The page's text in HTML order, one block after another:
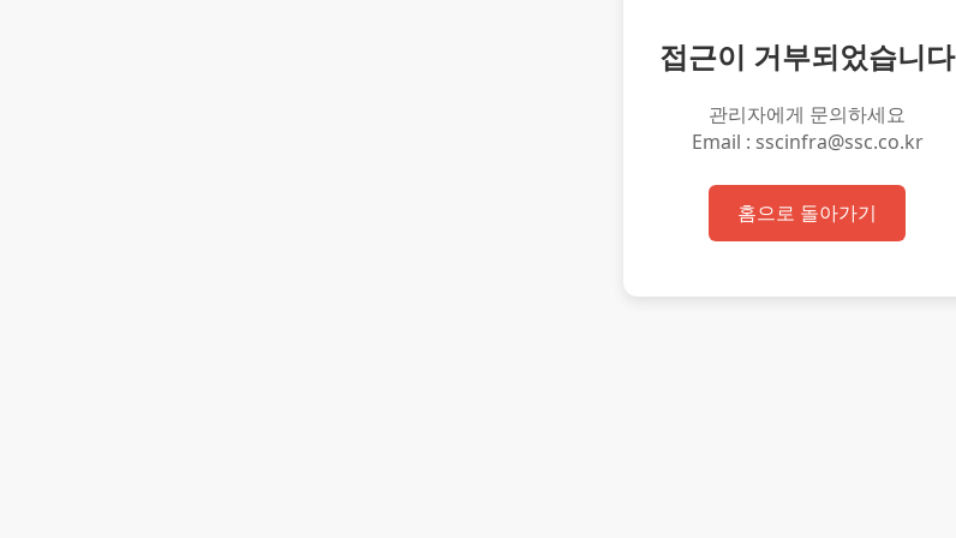
접근이 거부되었습니다
관리자에게 문의하세요
Email : sscinfra@ssc.co.kr
홈으로 돌아가기